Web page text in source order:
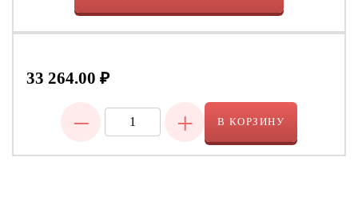
33 264.00 ₽
− + В КОРЗИНУ